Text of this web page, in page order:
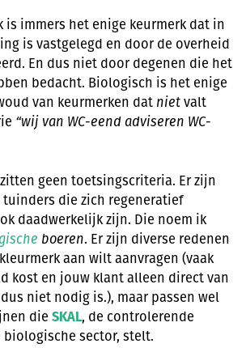
is immers het enige keurmerk dat in
is vastgelegd en door de overheid
En dus niet door degenen die het
bedacht. Biologisch is het enige
van keurmerken dat nietvalt
“wij van WC-eend adviseren WC-
geen toetsingscriteria. Er zijn
die zich regeneratief
daadwerkelijk zijn. Die noem ik
boeren. Er zijn diverse redenen
aan wilt aanvragen (vaak
kost en jouw klant alleen direct van
niet nodig is.), maar passen wel
dieSKAL, de controlerende
sector, stelt.